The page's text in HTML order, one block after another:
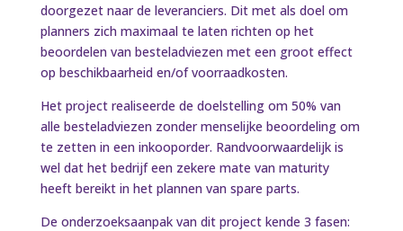
doorgezet naar de leveranciers. Dit met als doel om
planners zich maximaal te laten richten op het
beoordelen van besteladviezen met een groot effect
op beschikbaarheid en/of voorraadkosten.
Het project realiseerde de doelstelling om 50% van
alle besteladviezen zonder menselijke beoordeling om
te zetten in een inkooporder. Randvoorwaardelijk is
wel dat het bedrijf een zekere mate van maturity
heeft bereikt in het plannen van spare parts.
De onderzoeksaanpak van dit project kende 3 fasen: